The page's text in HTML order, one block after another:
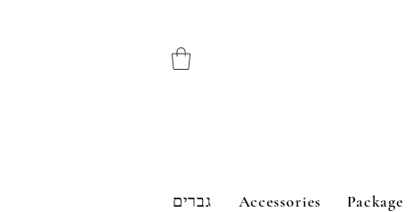
גברים Accessories Package